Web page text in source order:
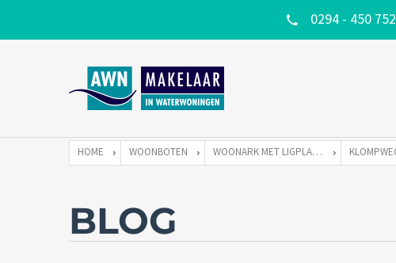
0294 - 450 752
HOME WOONBOTEN WOONARK MET LIGPLAATS
BLOG